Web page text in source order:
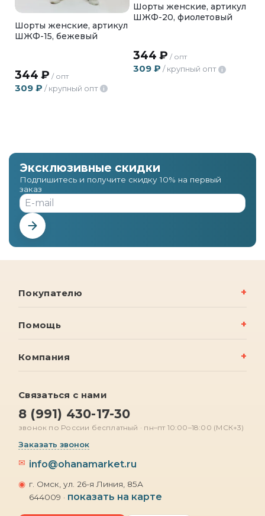
Шорты женские, артикул
ШЖФ-15, бежевый
344 ₽ / опт
309 ₽ / крупный опт i
Шорты женские, артикул
ШЖФ-20, фиолетовый
344 ₽ / опт
309 ₽ / крупный опт i
Эксклюзивные скидки
Подпишитесь и получите скидку 10% на первый
заказ
Покупателю
Помощь
Компания
Связаться с нами
8 (991) 430-17-30
звонок по России бесплатный · пн–пт 10:00–18:00 (МСК+3)
Заказать звонок
✉ info@ohanamarket.ru
◉ г. Омск, ул. 26-я Линия, 85А
644009 · показать на карте